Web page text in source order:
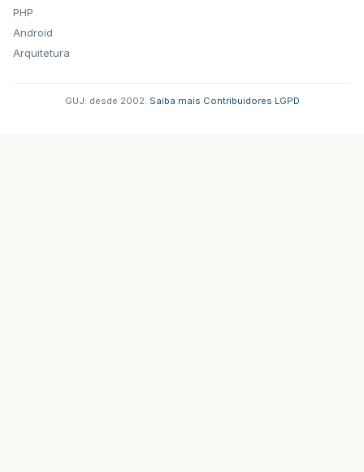
PHP
Android
Arquitetura
GUJ: desde 2002. Saiba mais Contribuidores LGPD